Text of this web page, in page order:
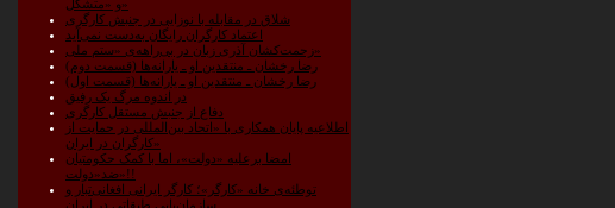
و «متشکل»
شلاق در مقابله با نوزایی در جنبش کارگری
اعتماد کارگران رایگان به‌دست نمی‌آید
زحمت‌کشان آذری زبان در بی‌راهه‌ی «‌ستم ملی»
رضا رخشان ـ منتقدین او ـ یارانه‌ها (قسمت دوم)
رضا رخشان ـ منتقدین او ـ یارانه‌ها (قسمت اول)
در اندوه مرگ یک رفیق
دفاع از جنبش مستقل کارگری
اطلاعیه پایان همکاری با «اتحاد بین‌المللی در حمایت از
کارگران در ایران»
امضا برعلیه «دولت»، اما با کمک حکومتیان
ضد«دولت»!!
توطئه‌ی خانه‌ «کارگر»؛ کارگر ایرانی افغانی‌تبار و
سازمان‌یابی طبقاتی در ایران